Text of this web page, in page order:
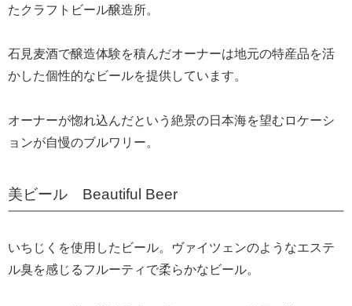
たクラフトビール醸造所。
石見麦酒で醸造体験を積んだオーナーは地元の特産品を活
かした個性的なビールを提供しています。
オーナーが惚れ込んだという絶景の日本海を望むロケーシ
ョンが自慢のブルワリー。
美ビール Beautiful Beer
いちじくを使用したビール。ヴァイツェンのようなエステ
ル臭を感じるフルーティで柔らかなビール。